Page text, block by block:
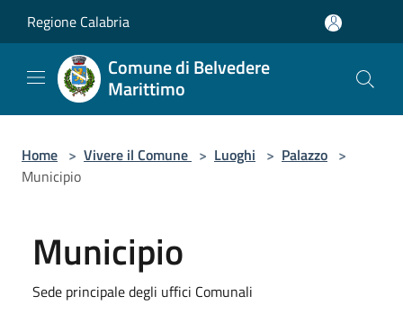
Regione Calabria
Comune di Belvedere
Marittimo
Home > Vivere il Comune > Luoghi > Palazzo >
Municipio
Municipio
Sede principale degli uffici Comunali